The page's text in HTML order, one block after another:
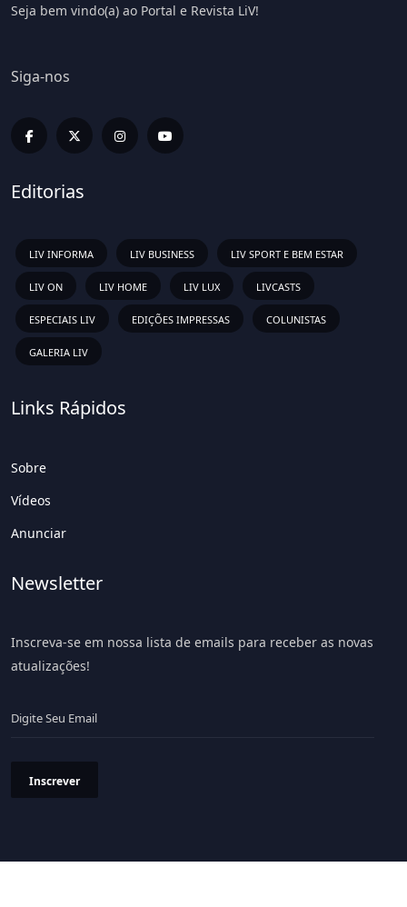
Seja bem vindo(a) ao Portal e Revista LiV!
Siga-nos
Editorias
LIV INFORMA LIV BUSINESS LIV SPORT E BEM ESTAR
LIV ON LIV HOME LIV LUX LIVCASTS
ESPECIAIS LIV EDIÇÕES IMPRESSAS COLUNISTAS
GALERIA LIV
Links Rápidos
Sobre
Vídeos
Anunciar
Newsletter
Inscreva-se em nossa lista de emails para receber as novas
atualizações!
Inscrever